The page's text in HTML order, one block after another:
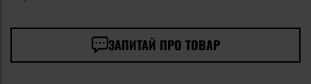
ЗАПИТАЙ ПРО ТОВАР